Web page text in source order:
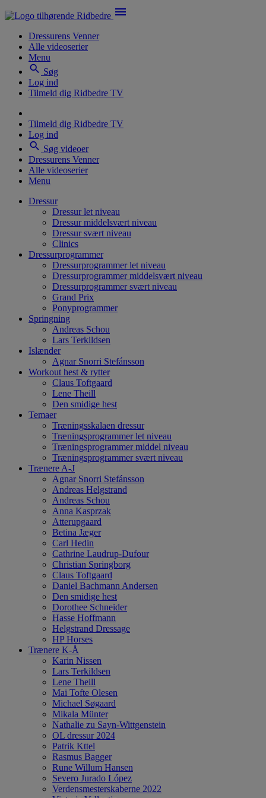
menu
Dressurens Venner
Alle videoserier
Menu
search Søg
Log ind
Tilmeld dig Ridbedre TV
Tilmeld dig Ridbedre TV
Log ind
search Søg videoer
Dressurens Venner
Alle videoserier
Menu
Dressur
Dressur let niveau
Dressur middelsvært niveau
Dressur svært niveau
Clinics
Dressurprogrammer
Dressurprogrammer let niveau
Dressurprogrammer middelsvært niveau
Dressurprogrammer svært niveau
Grand Prix
Ponyprogrammer
Springning
Andreas Schou
Lars Terkildsen
Islænder
Agnar Snorri Stefánsson
Workout hest & rytter
Claus Toftgaard
Lene Theill
Den smidige hest
Temaer
Træningsskalaen dressur
Træningsprogrammer let niveau
Træningsprogrammer middel niveau
Træningsprogrammer svært niveau
Trænere A-J
Agnar Snorri Stefánsson
Andreas Helgstrand
Andreas Schou
Anna Kasprzak
Atterupgaard
Betina Jæger
Carl Hedin
Cathrine Laudrup-Dufour
Christian Springborg
Claus Toftgaard
Daniel Bachmann Andersen
Den smidige hest
Dorothee Schneider
Hasse Hoffmann
Helgstrand Dressage
HP Horses
Trænere K-Å
Karin Nissen
Lars Terkildsen
Lene Theill
Mai Tofte Olesen
Michael Søgaard
Mikala Münter
Nathalie zu Sayn-Wittgenstein
OL dressur 2024
Patrik Kttel
Rasmus Bagger
Rune Willum Hansen
Severo Jurado López
Verdensmesterskaberne 2022